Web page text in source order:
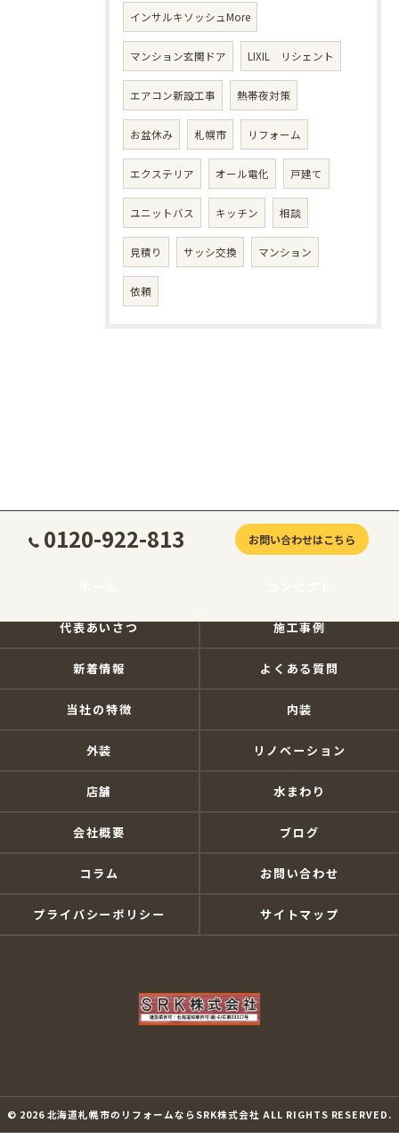
インサルキソッシュMore
マンション玄関ドア LIXIL リシェント
エアコン新設工事 熱帯夜対策
お盆休み 札幌市 リフォーム
エクステリア オール電化 戸建て
ユニットバス キッチン 相談
見積り サッシ交換 マンション
依頼
0120-922-813 お問い合わせはこちら
代表あいさつ 施工事例
新着情報 よくある質問
当社の特徴 内装
外装 リノベーション
店舗 水まわり
会社概要 ブログ
コラム お問い合わせ
プライバシーポリシー サイトマップ
© 2026 北海道札幌市のリフォームならSRK株式会社 ALL RIGHTS RESERVED.